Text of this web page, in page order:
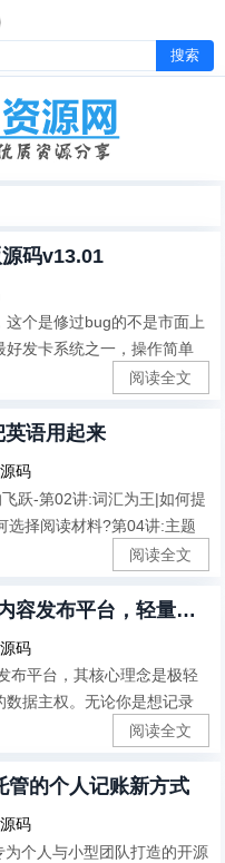
码v13.01
个是修过bug的不是市面上
发卡系统之一，操作简单
阅读全文
语用起来
码
跃-第02讲:词汇为王|如何提
选择阅读材料?第04讲:主题
阅读全文
Ech0 概述：新一代开源个人内容发布平台，轻量、自托管的数据主权方案
码
布平台，其核心理念是极轻
据主权。无论你是想记录
阅读全文
的个人记账新方式
码
个人与小型团队打造的开源